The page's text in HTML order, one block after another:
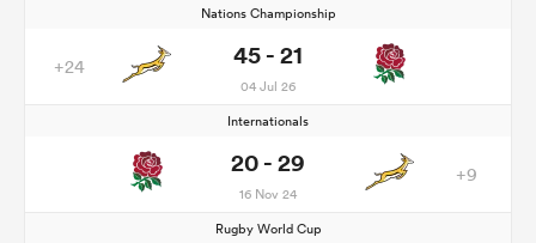
Nations Championship
+24 45 - 21
04 Jul 26
Internationals
20 - 29
16 Nov 24
+9
Rugby World Cup